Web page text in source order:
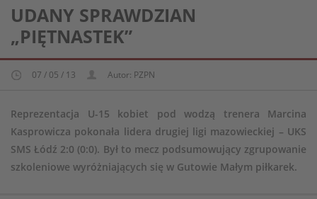
REPREZENTACJA KOBIECA U-15
UDANY SPRAWDZIAN
„PIĘTNASTEK”
07 / 05 / 13 Autor: PZPN
Reprezentacja U-15 kobiet pod wodzą trenera Marcina
Kasprowicza pokonała lidera drugiej ligi mazowieckiej – UKS
SMS Łódź 2:0 (0:0). Był to mecz podsumowujący zgrupowanie
szkoleniowe wyróżniających się w Gutowie Małym piłkarek.